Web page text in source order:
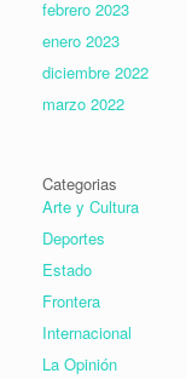
febrero 2023
enero 2023
diciembre 2022
marzo 2022
Categorias
Arte y Cultura
Deportes
Estado
Frontera
Internacional
La Opinión